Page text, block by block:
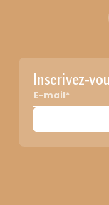
Inscrivez-